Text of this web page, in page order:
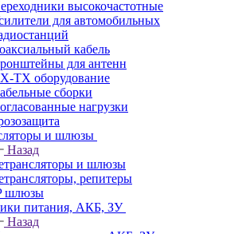
высокочастотные
для автомобильных
кабель
для антенн
TX оборудование
сборки
нагрузки
и шлюзы
Назад
и шлюзы
репитеры
шлюзы
питания, АКБ, ЗУ
Назад